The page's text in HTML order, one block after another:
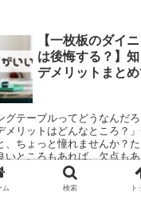
【一枚板のダイ
は後悔する？】
デメリットまとめ
グテーブルってどうなんだ
メリットはどんなところ？
、ちょっと憧れませんか？
いところもあれば、欠点も
いと、後で後悔、なんて事に
ム 検索 ト